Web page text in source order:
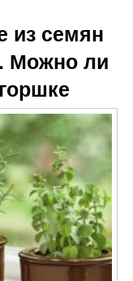
из семян
Можно ли